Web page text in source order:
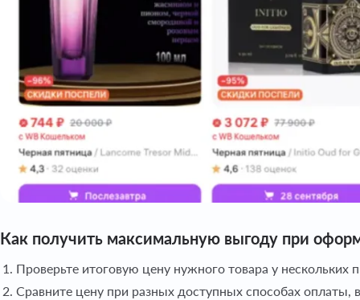
Как получить максимальную выгоду при
Проверьте итоговую цену нужного товара у
Сравните цену при разных доступных способах оплаты,